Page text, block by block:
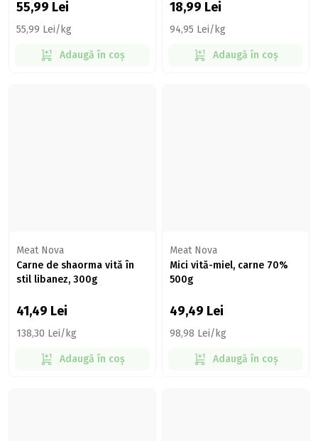
55,99 Lei
55,99 Lei/kg
Adaugă în coș
18,99 Lei
94,95 Lei/kg
Adaugă în coș
Meat Nova
Carne de shaorma vită în
stil libanez, 300g
41,49 Lei
138,30 Lei/kg
Adaugă în coș
Meat Nova
Mici vită-miel, carne 70%
500g
49,49 Lei
98,98 Lei/kg
Adaugă în coș